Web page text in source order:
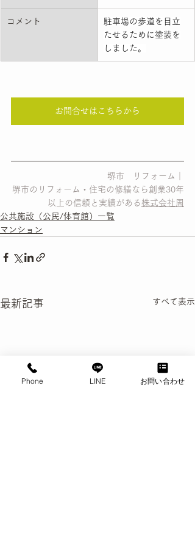
コメント
駐車場の歩道を目立
たせるために塗装を
しました。
お問合せはこちらから
堺市　リフォーム｜
堺市のリフォーム・住宅の修繕なら創業30年
以上の信頼と実績がある株式会社周
公共施設（公民/体育館）一覧
マンション
最新記事 すべて表示
Phone LINE お問い合わせ